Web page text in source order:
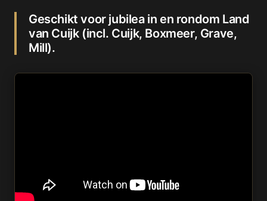
Geschikt voor jubilea in en rondom Land
van Cuijk (incl. Cuijk, Boxmeer, Grave,
Mill).